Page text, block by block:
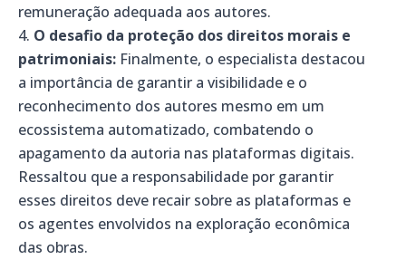
remuneração adequada aos autores.
O desafio da proteção dos direitos morais e
patrimoniais: Finalmente, o especialista destacou
a importância de garantir a visibilidade e o
reconhecimento dos autores mesmo em um
ecossistema automatizado, combatendo o
apagamento da autoria nas plataformas digitais.
Ressaltou que a responsabilidade por garantir
esses direitos deve recair sobre as plataformas e
os agentes envolvidos na exploração econômica
das obras.